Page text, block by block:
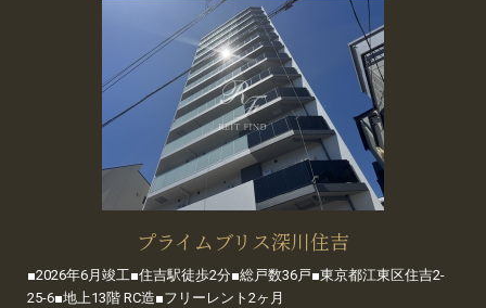
プライムブリス深川住吉
■2026年6月竣工■住吉駅徒歩2分■総戸数36戸■東京都江東区住吉2-
25-6■地上13階 RC造■フリーレント2ヶ月